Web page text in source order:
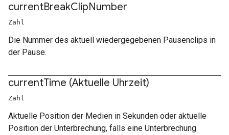
currentBreakClipNumber
Zahl
Die Nummer des aktuell wiedergegebenen Pausenclips in
der Pause.
currentTime (Aktuelle Uhrzeit)
Zahl
Aktuelle Position der Medien in Sekunden oder aktuelle
Position der Unterbrechung, falls eine Unterbrechung